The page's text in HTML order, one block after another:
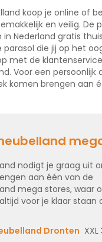
koop je online of
en veilig. De
Nederland gratis
die jij op het
met de
Voor een persoonlijk
komen brengen aan
nodigt je graag uit
aan één van de
mega stores, waar
voor je klaar staan
Dronten